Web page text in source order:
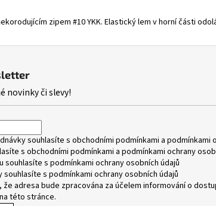
zipem #10 YKK. Elastický lem v horní části
novinky či slevy!
souhlasíte s obchodními podmínkami a podmínkami
s obchodními podmínkami a podmínkami ochrany
souhlasíte spodmínkami ochrany osobních údajů
souhlasíte spodmínkami ochrany osobních údajů
že adresa bude zpracována za účelem informování o
této stránce.